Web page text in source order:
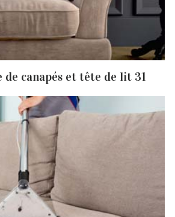
de canapés et tête de lit 31